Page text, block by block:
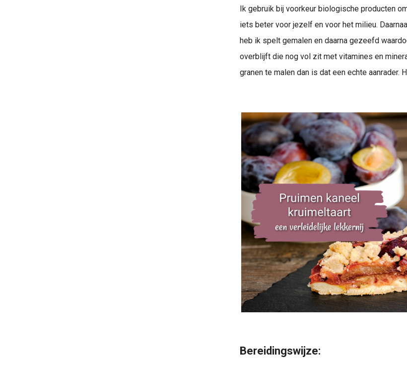
Ik gebruik bij voorkeur biologische producten
iets beter voor jezelf en voor het milieu.
heb ik spelt gemalen en daarna gezeefd
overblijft die nog vol zit met vitamines en
granen te malen dan is dat een echte aanrader.
Bereidingswijze: